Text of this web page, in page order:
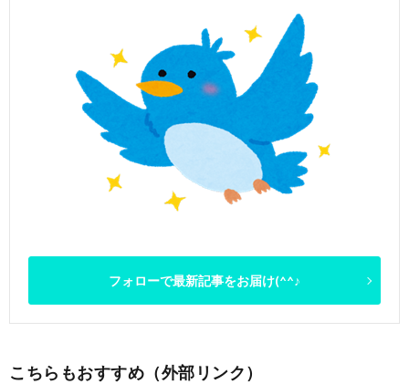
フォローで最新記事をお届け(^^♪
こちらもおすすめ（外部リンク）